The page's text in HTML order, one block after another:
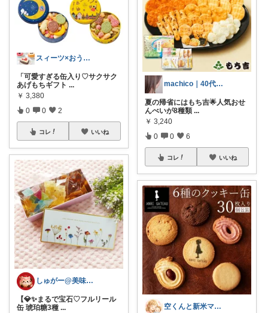
スィーツ×おうちカフェ×贈り物
「可愛すぎる缶入り♡サクサク
あげもちギフト ...
￥ 3,380
0 0 2
コレ いいね
しゅがー@美味しいスイーツや雑貨紹介
【💎✨まるで宝石♡フルリール
缶 琥珀糖3種 ...
machico｜40代 転勤族パート主婦
夏の帰省にはもち吉🌟人気おせ
んべいが8種類 ...
￥ 3,240
0 0 6
コレ いいね
空くんと新米ママ🌸💪